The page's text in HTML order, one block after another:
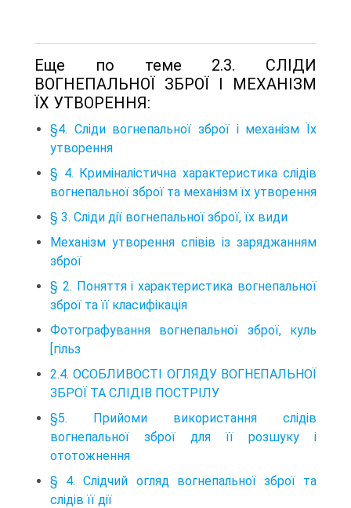
Еще по теме 2.3. СЛІДИ
ВОГНЕПАЛЬНОЇ ЗБРОЇ І МЕХАНІЗМ
ЇХ УТВОРЕННЯ:
§4. Сліди вогнепальної зброї і механізм Їх
утворення
§ 4. Криміналістична характеристика слідів
вогнепальної зброї та механізм їх утворення
§ 3. Сліди дії вогнепальної зброї, їх види
Механізм утворення співів із заряджанням
зброї
§ 2. Поняття і характеристика вогнепальної
зброї та її класифікація
Фотографування вогнепальної зброї, куль
[гільз
2.4. ОСОБЛИВОСТІ ОГЛЯДУ ВОГНЕПАЛЬНОЇ
ЗБРОЇ ТА СЛІДІВ ПОСТРІЛУ
§5. Прийоми використання слідів
вогнепальної зброї для її розшуку і
ототожнення
§ 4. Слідчий огляд вогнепальної зброї та
слідів її дії